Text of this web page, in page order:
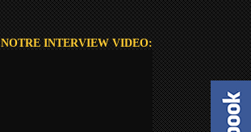
NOTRE INTERVIEW VIDEO: